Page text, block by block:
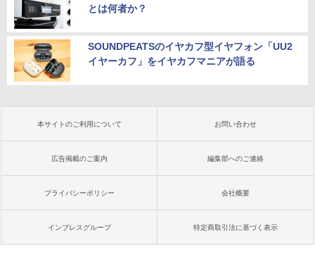
とは何者か？
SOUNDPEATSのイヤカフ型イヤフォン「UU2
イヤーカフ」をイヤカフマニアが語る
本サイトのご利用について お問い合わせ
広告掲載のご案内 編集部へのご連絡
プライバシーポリシー 会社概要
インプレスグループ 特定商取引法に基づく表示